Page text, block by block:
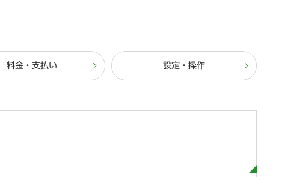
料金・支払い 設定・操作